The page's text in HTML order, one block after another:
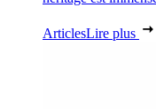
ArticlesLire plus